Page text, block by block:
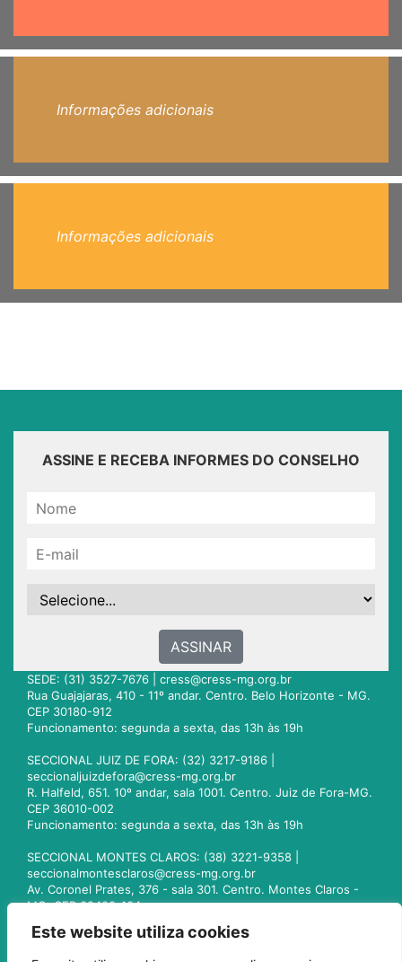
Este website utiliza cookies
Informações adicionais
Informações adicionais
ASSINE E RECEBA INFORMES DO CONSELHO
ASSINAR
SEDE: (31) 3527-7676 | cress@cress-mg.org.br
Rua Guajajaras, 410 - 11º andar. Centro. Belo Horizonte - MG.
CEP 30180-912
Funcionamento: segunda a sexta, das 13h às 19h
SECCIONAL JUIZ DE FORA: (32) 3217-9186 |
seccionaljuizdefora@cress-mg.org.br
R. Halfeld, 651. 10º andar, sala 1001. Centro. Juiz de Fora-MG.
CEP 36010-002
Funcionamento: segunda a sexta, das 13h às 19h
SECCIONAL MONTES CLAROS: (38) 3221-9358 |
seccionalmontesclaros@cress-mg.org.br
Av. Coronel Prates, 376 - sala 301. Centro. Montes Claros -
MG. CEP 39400-104